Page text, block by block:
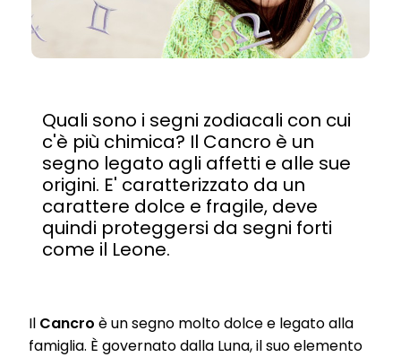
Quali sono i segni zodiacali con cui
c'è più chimica? Il Cancro è un
segno legato agli affetti e alle sue
origini. E' caratterizzato da un
carattere dolce e fragile, deve
quindi proteggersi da segni forti
come il Leone.
Il Cancro è un segno molto dolce e legato alla
famiglia. È governato dalla Luna, il suo elemento